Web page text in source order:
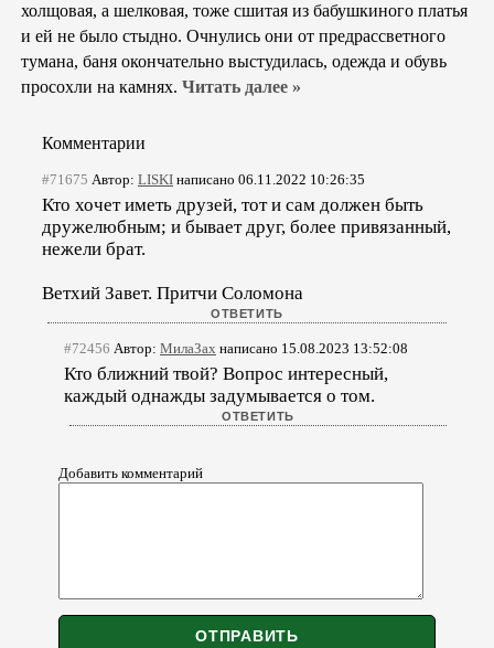
холщовая, а шелковая, тоже сшитая из бабушкиного платья
и ей не было стыдно. Очнулись они от предрассветного
тумана, баня окончательно выстудилась, одежда и обувь
просохли на камнях. Читать далее »
Комментарии
#71675 Автор: LISKI написано 06.11.2022 10:26:35
Кто хочет иметь друзей, тот и сам должен быть
дружелюбным; и бывает друг, более привязанный,
нежели брат.
Ветхий Завет. Притчи Соломона
#72456 Автор: МилаЗах написано 15.08.2023 13:52:08
Кто ближний твой? Вопрос интересный,
каждый однажды задумывается о том.
Добавить комментарий